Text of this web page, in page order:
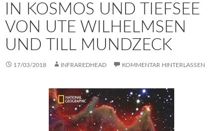
IN KOSMOS UND TIEFSEE
VON UTE WILHELMSEN
UND‎ TILL MUNDZECK
17/03/2018 INFRAREDHEAD KOMMENTAR HINTERLASSEN